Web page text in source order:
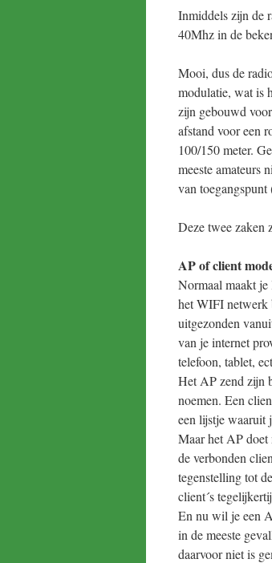
Inmiddels zijn de
40Mhz in de
Mooi, dus de
modulatie, wat is
zijn gebouwd
afstand voor een
100/150 meter.
meeste amateurs
van
Deze twee zaken
AP of client
Normaal maakt
het WIFI netwerk
uitgezonden
van je internet
telefoon, tablet,
Het AP zend zijn
noemen. Een
een lijstje waaruit
Maar het AP doet
de verbonden
tegenstelling tot
client´s
En nu wil je een
in de meeste
daarvoor niet is